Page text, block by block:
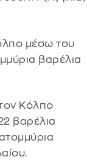
μέσω του
βαρέλια
Κόλπο
βαρέλια